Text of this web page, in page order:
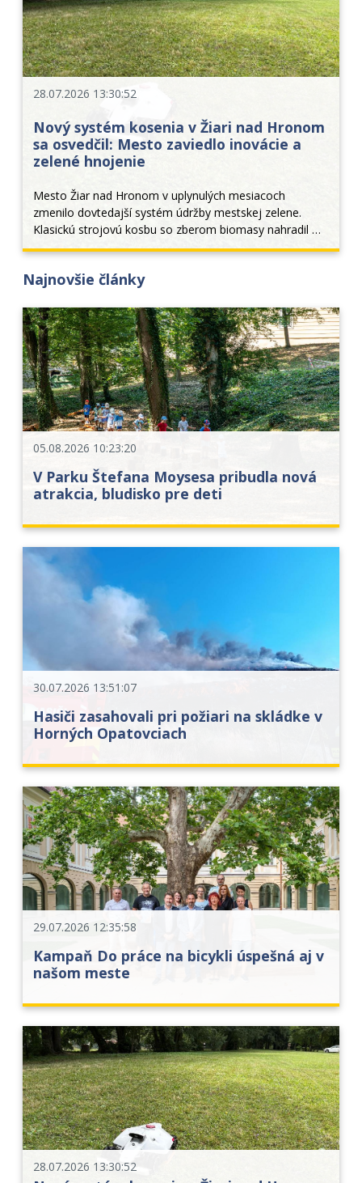
28.07.2026 13:30:52
Nový systém kosenia v Žiari nad Hronom
sa osvedčil: Mesto zaviedlo inovácie a
zelené hnojenie
Mesto Žiar nad Hronom v uplynulých mesiacoch
zmenilo dovtedajší systém údržby mestskej zelene.
Klasickú strojovú kosbu so zberom biomasy nahradil
moderný režim permanentného kosenia a mulčovania.
p
Najnovšie články
05.08.2026 10:23:20
V Parku Štefana Moysesa pribudla nová
atrakcia, bludisko pre deti
30.07.2026 13:51:07
Hasiči zasahovali pri požiari na skládke v
Horných Opatovciach
29.07.2026 12:35:58
Kampaň Do práce na bicykli úspešná aj v
našom meste
28.07.2026 13:30:52